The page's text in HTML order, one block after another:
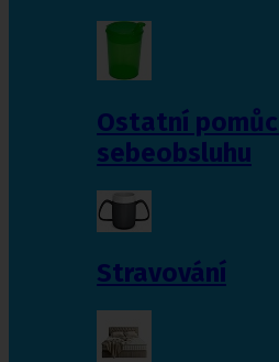
Ostatní
sebeobsluhu
Stravování